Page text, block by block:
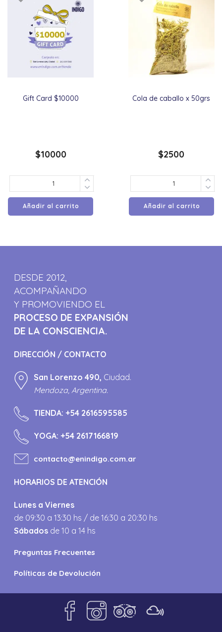
Gift Card $10000
$10000
Añadir al carrito
Cola de caballo x 50grs
$2500
Añadir al carrito
DESDE 2012,
ACOMPAÑANDO
Y PROMOVIENDO EL
PROCESO DE EXPANSIÓN
DE LA CONSCIENCIA.
DIRECCIÓN / CONTACTO
San Lorenzo 490, Ciudad.
Mendoza, Argentina.
TIENDA:+54 2616595585
YOGA:+54 2617166819
contacto@enindigo.com.ar
HORARIOS DE ATENCIÓN
Lunes a Viernes
de 09:30 a 13:30 hs / de 16:30 a 20:30 hs
Sábados de 10 a 14 hs
Preguntas Frecuentes
Políticas de Devolución